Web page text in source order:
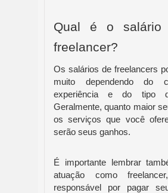
Qual é o salário
freelancer?
Os salários de freelancers
muito dependendo do
experiência e do tipo
Geralmente, quanto maior
os serviços que você
serão seus ganhos.
É importante lembrar
atuação como
responsável por pagar